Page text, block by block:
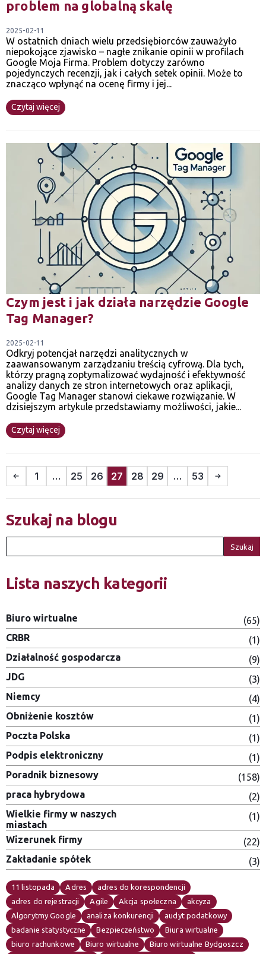
problem na globalną skalę
2025-02-11
W ostatnich dniach wielu przedsiębiorców zauważyło
niepokojące zjawisko – nagłe znikanie opinii w profilach
Google Moja Firma. Problem dotyczy zarówno
pojedynczych recenzji, jak i całych setek opinii. Może to
znacząco wpłynąć na ocenę firmy i jej...
Czytaj więcej
Czym jest i jak działa narzędzie Google
Tag Manager?
2025-02-11
Odkryj potencjał narzędzi analitycznych w
zaawansowanym zarządzaniu treścią cyfrową. Dla tych,
którzy pragną zoptymalizować wydajność i efektywność
analizy danych ze stron internetowych oraz aplikacji,
Google Tag Manager stanowi ciekawe rozwiązanie. W
dzisiejszym artykule przedstawiamy możliwości, jakie...
Czytaj więcej
1 … 25 26 27 28 29 … 53
Szukaj na blogu
Szukaj
Lista naszych kategorii
Biuro wirtualne
(65)
CRBR
(1)
Działalność gospodarcza
(9)
JDG
(3)
Niemcy
(4)
Obniżenie kosztów
(1)
Poczta Polska
(1)
Podpis elektroniczny
(1)
Poradnik biznesowy
(158)
praca hybrydowa
(2)
Wielkie firmy w naszych
miastach
(1)
Wizerunek firmy
(22)
Zakładanie spółek
(3)
11 listopada Adres
adres do korespondencji
adres do rejestracji
Agile Akcja społeczna
akcyza
Algorytmy Google
analiza konkurencji
audyt podatkowy
badanie statystyczne
Bezpieczeństwo
Biura wirtualne
biuro rachunkowe
Biuro wirtualne
Biuro wirtualne Bydgoszcz